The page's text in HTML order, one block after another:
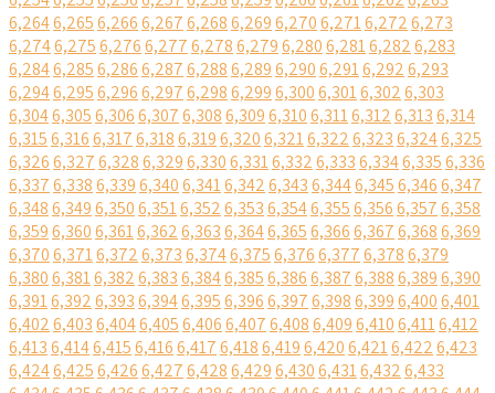
6,2646,2656,2666,2676,2686,2696,2706,2716,2726,273
6,2746,2756,2766,2776,2786,2796,2806,2816,2826,283
6,2846,2856,2866,2876,2886,2896,2906,2916,2926,293
6,2946,2956,2966,2976,2986,2996,3006,3016,3026,303
6,3046,3056,3066,3076,3086,3096,3106,3116,3126,3136,314
6,3156,3166,3176,3186,3196,3206,3216,3226,3236,3246,325
6,3266,3276,3286,3296,3306,3316,3326,3336,3346,3356,336
6,3376,3386,3396,3406,3416,3426,3436,3446,3456,3466,347
6,3486,3496,3506,3516,3526,3536,3546,3556,3566,3576,358
6,3596,3606,3616,3626,3636,3646,3656,3666,3676,3686,369
6,3706,3716,3726,3736,3746,3756,3766,3776,3786,379
6,3806,3816,3826,3836,3846,3856,3866,3876,3886,3896,390
6,3916,3926,3936,3946,3956,3966,3976,3986,3996,4006,401
6,4026,4036,4046,4056,4066,4076,4086,4096,4106,4116,412
6,4136,4146,4156,4166,4176,4186,4196,4206,4216,4226,423
6,4246,4256,4266,4276,4286,4296,4306,4316,4326,433